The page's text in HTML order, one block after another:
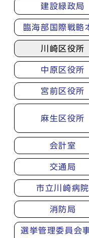
建設緑政局
臨海部国際戦略
川崎区役所
中原区役所
宮前区役所
麻生区役所
会計室
交通局
市立川崎病院
消防局
選挙管理委員会